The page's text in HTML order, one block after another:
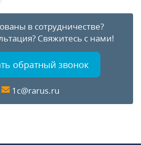
в сотрудничестве?
Свяжитесь с нами!
обратный звонок
1c@rarus.ru